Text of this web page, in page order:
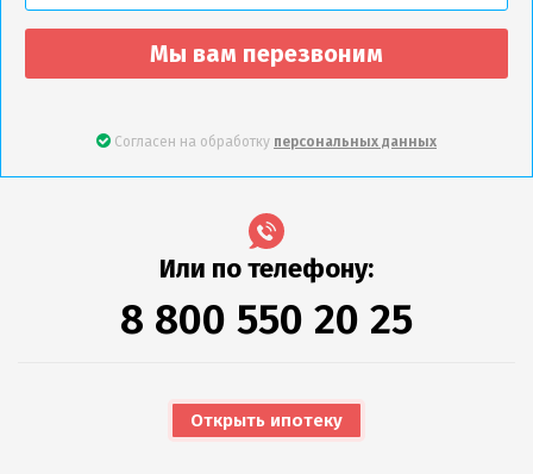
Мы вам перезвоним
Согласен на обработку персональных данных
Или по телефону:
8 800 550 20 25
Открыть ипотеку